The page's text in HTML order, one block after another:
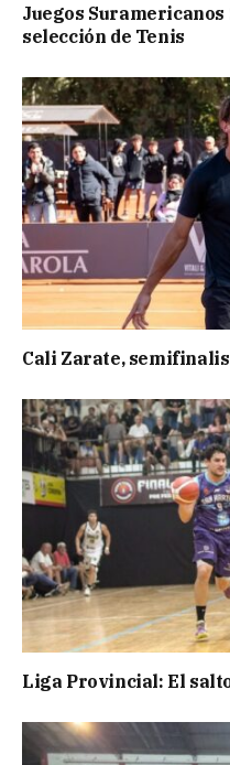
Juegos Suramericanos
selección de Tenis
Cali Zarate,
Liga Provincial: El